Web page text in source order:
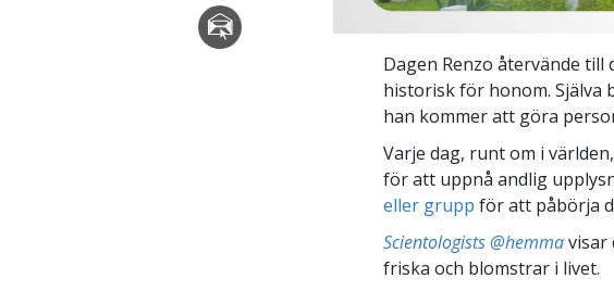
Dagen Renzo återvände till
historisk för honom. Själva
han kommer att göra
Varje dag, runt om i
för att uppnå andlig
eller grupp för att påbörja
Scientologists @hemmavisar
friska och blomstrar i livet.